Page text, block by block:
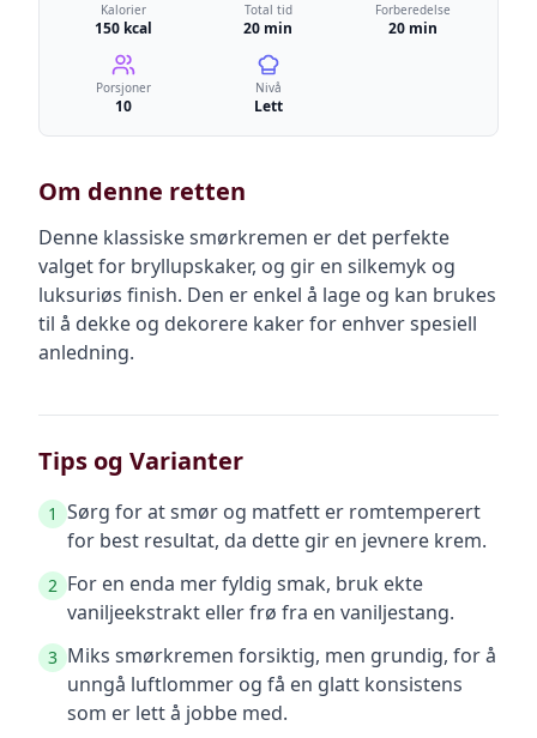
Kalorier
150 kcal
Total tid
20 min
Forberedelse
20 min
Porsjoner
10
Nivå
Lett
Om denne retten
Denne klassiske smørkremen er det perfekte
valget for bryllupskaker, og gir en silkemyk og
luksuriøs finish. Den er enkel å lage og kan brukes
til å dekke og dekorere kaker for enhver spesiell
anledning.
Tips og Varianter
1 Sørg for at smør og matfett er romtemperert
for best resultat, da dette gir en jevnere krem.
2 For en enda mer fyldig smak, bruk ekte
vaniljeekstrakt eller frø fra en vaniljestang.
3 Miks smørkremen forsiktig, men grundig, for å
unngå luftlommer og få en glatt konsistens
som er lett å jobbe med.